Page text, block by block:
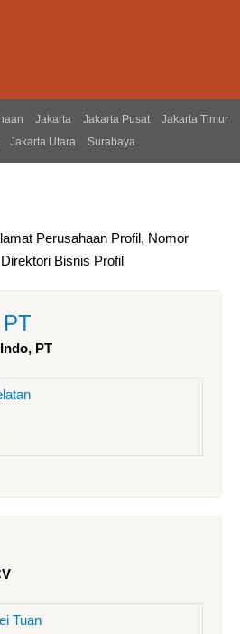
Jakarta Jakarta Pusat
Jakarta Timur
Jakarta Utara Surabaya
Perusahaan Profil, Nomor
Bisnis Profil
PT
Tuan